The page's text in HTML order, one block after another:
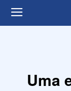
Uma